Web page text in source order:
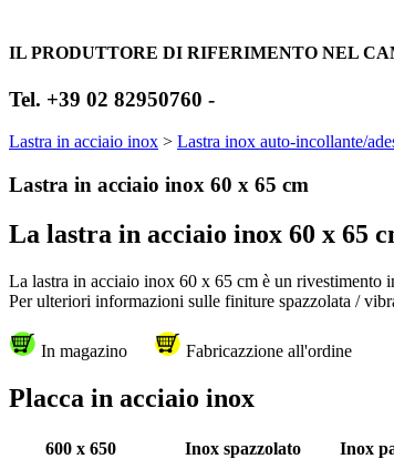
IL PRODUTTORE DI RIFERIMENTO NEL
Tel. +39 02 82950760 -
Lastra in acciaio inox > Lastra inox auto-incollante/
Lastra in acciaio inox 60 x 65 cm
La lastra in acciaio inox 60 x 65
La lastra in acciaio inox 60 x 65 cm è un rivestimento
Per ulteriori informazioni sulle finiture spazzolata /
In magazino Fabricazzione all'ordine
Placca in acciaio inox
600 x 650 Inox spazzolato
Inox